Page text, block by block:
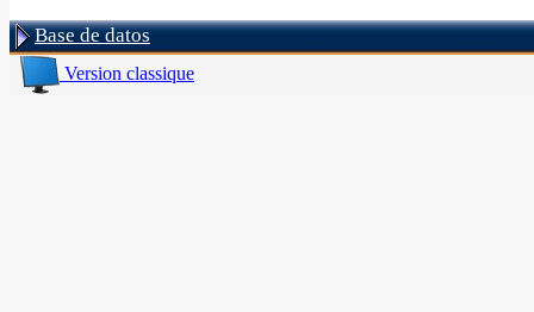
Base de datos
Version classique